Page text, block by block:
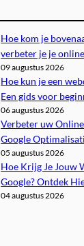
Hoe kom je
verbeter je je
09 augustus 2026
Hoe kun je een
Een gids voor
06 augustus 2026
Verbeter uw
Google
05 augustus 2026
Hoe Krijg Je Jouw
Google? Ontdek
04 augustus 2026